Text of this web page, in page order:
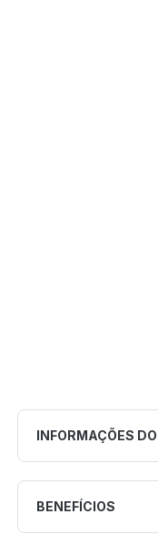
INFORMAÇÕES
BENEFÍCIOS